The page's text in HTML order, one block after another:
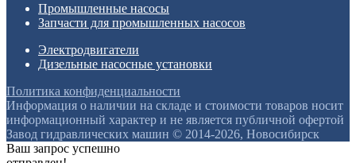
Промышленные насосы
Запчасти для промышленных насосов
Электродвигатели
Дизельные насосные установки
Политика конфиденциальности
Информация о наличии на складе и стоимости товаров носит
информационный характер и не является публичной офертой
Завод гидравлических машин © 2014-2026, Новосибирск
Ваш запрос успешно